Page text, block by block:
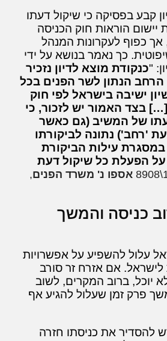
קבע בפסיקה כי שיקול דעתו
הוראות חוק הכניסה
כפוף לעקרונות המנהל
כך נאמר בנושא על ידי
"כנקודת מוצא לדיון נזכיר
הנתון לשר הפנים בכל
ישיבה בישראל לפי חוק
בצד האמור יש לזכור, כי
של המשיב (גם כאשר
'רחב') נתונה לביקורתו
עילות הביקורת
על הפעלת כל שיקול דעת
אספו נ' משרד הפנים,
כניסה והמשך
עלול להשפיע על אפשרויות
לישראל. אם אזרח זר סורב
יוכל, ברוב המקרים, לשוב
פרק זמן שעלול להגיע אף
להסדיר את כניסתו חזרה